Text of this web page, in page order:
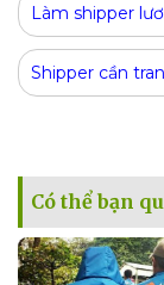
Làm shipper
Shipper cần
Có thể bạn